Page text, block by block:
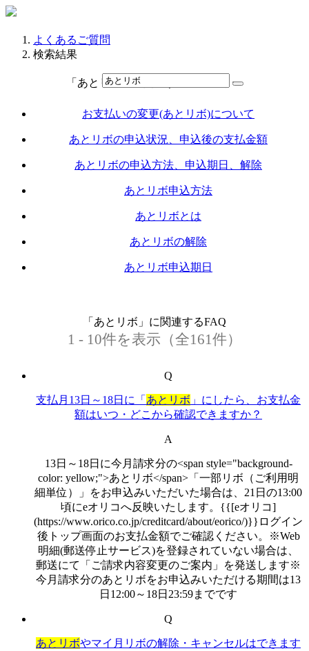
よくあるご質問
検索結果
「あとリボ」に関連するカテゴリー
お支払いの変更(あとリボ)について
あとリボの申込状況、申込後の支払金額
あとリボの申込方法、申込期日、解除
あとリボ申込方法
あとリボとは
あとリボの解除
あとリボ申込期日
「あとリボ」に関連するFAQ
1 - 10件を表示（全161件）
Q
支払月13日～18日に「 あとリボ 」にしたら、お支払金
額はいつ・どこから確認できますか？
A
13日～18日に今月請求分の<span style="background-
color: yellow;">あとリボ</span>「一部リボ（ご利用明
細単位）」をお申込みいただいた場合は、21日の13:00
頃にeオリコへ反映いたします。{{[eオリコ]
(https://www.orico.co.jp/creditcard/about/eorico/)}}ログイン
後トップ画面のお支払金額でご確認ください。※Web
明細(郵送停止サービス)を登録されていない場合は、
郵送にて「ご請求内容変更のご案内」を発送します※
今月請求分のあとリボをお申込みいただける期間は13
日12:00～18日23:59までです
Q
あとリボやマイ月リボの解除・キャンセルはできます